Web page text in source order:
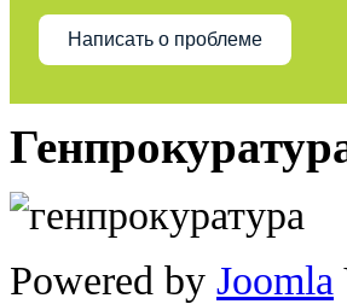
Написать о проблеме
Powered by Joomla